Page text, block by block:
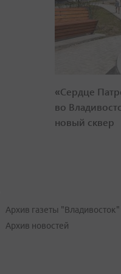
«Сердце
во
новый сквер
Архив газеты "Владивосток"
Архив новостей